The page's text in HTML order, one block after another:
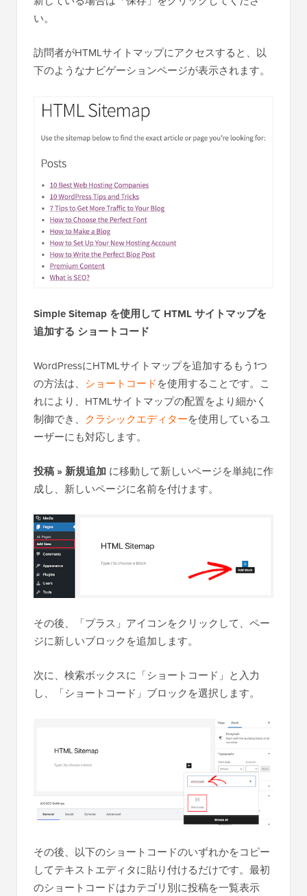
い。
訪問者がHTMLサイトマップにアクセスすると、以
下のようなナビゲーションページが表示されます。
Simple Sitemap を使用して HTML サイトマップを
追加する ショートコード
WordPressにHTMLサイトマップを追加するもう1つ
の方法は、 ショートコードを使用することです。こ
れにより、HTMLサイトマップの配置をより細かく
制御でき、 クラシックエディターを使用しているユ
ーザーにも対応します。
投稿 » 新規追加 に移動して新しいページを単純に作
成し、新しいページに名前を付けます。
その後、「プラス」アイコンをクリックして、ペー
ジに新しいブロックを追加します。
次に、検索ボックスに「ショートコード」と入力
し、「ショートコード」ブロックを選択します。
その後、以下のショートコードのいずれかをコピー
してテキストエディタに貼り付けるだけです。最初
のショートコードはカテゴリ別に投稿を一覧表示